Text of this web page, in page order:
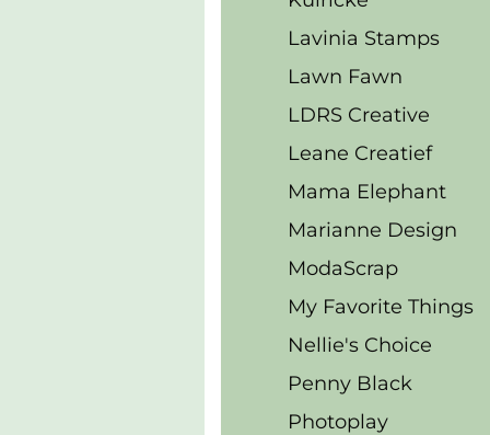
Lavinia Stamps
Lawn Fawn
LDRS Creative
Leane Creatief
Mama Elephant
Marianne Design
ModaScrap
My Favorite Things
Nellie's Choice
Penny Black
Photoplay